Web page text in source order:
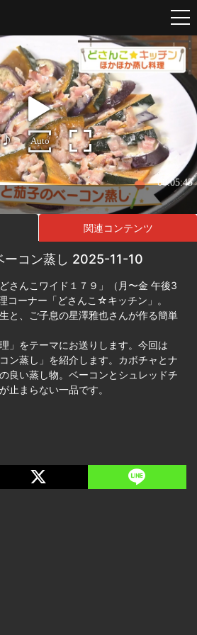
関連コンテンツ
ーコン蒸し 2025-11-10
さんこワイド１７９」（月〜金 午後3
コーナー「どさんこ☆キッチン」。
と、ご子息の星澤雅也さんが作る簡単
」をテーマにお送りします。今回は
ン蒸し」を紹介します。カボチャとナ
良い蒸し物。ベーコンとシュレッドチ
止まらない一品です。